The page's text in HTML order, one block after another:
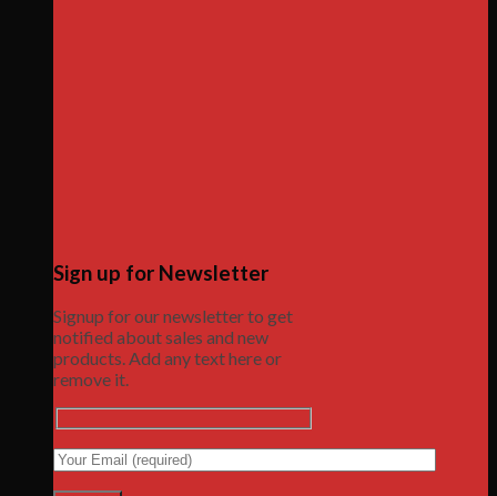
Sign up for Newsletter
Signup for our newsletter to get
notified about sales and new
products. Add any text here or
remove it.